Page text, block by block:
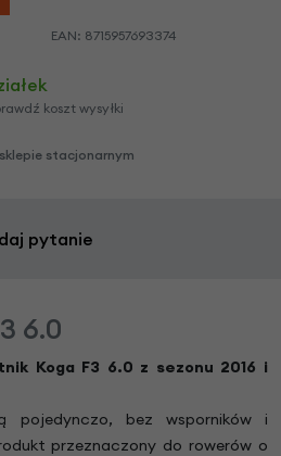
EAN: 8715957693374
koszt wysyłki
stacjonarnym
pytanie
6.0
Koga F3 6.0 z sezonu 2016 i
pojedynczo, bez wsporników i
przeznaczony do rowerów o